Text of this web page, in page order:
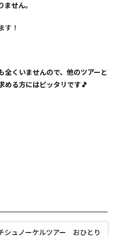
せん。
す！
全くいませんので、他のツアーと
める方にはピッタリです🎵
シュノーケルツアー おひとり